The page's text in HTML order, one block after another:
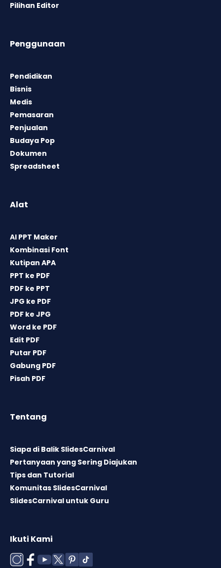
Pilihan Editor
Penggunaan
Pendidikan
Bisnis
Medis
Pemasaran
Penjualan
Budaya Pop
Dokumen
Spreadsheet
Alat
AI PPT Maker
Kombinasi Font
Kutipan APA
PPT ke PDF
PDF ke PPT
JPG ke PDF
PDF ke JPG
Word ke PDF
Edit PDF
Putar PDF
Gabung PDF
Pisah PDF
Tentang
Siapa di Balik SlidesCarnival
Pertanyaan yang Sering Diajukan
Tips dan Tutorial
Komunitas SlidesCarnival
SlidesCarnival untuk Guru
Ikuti Kami